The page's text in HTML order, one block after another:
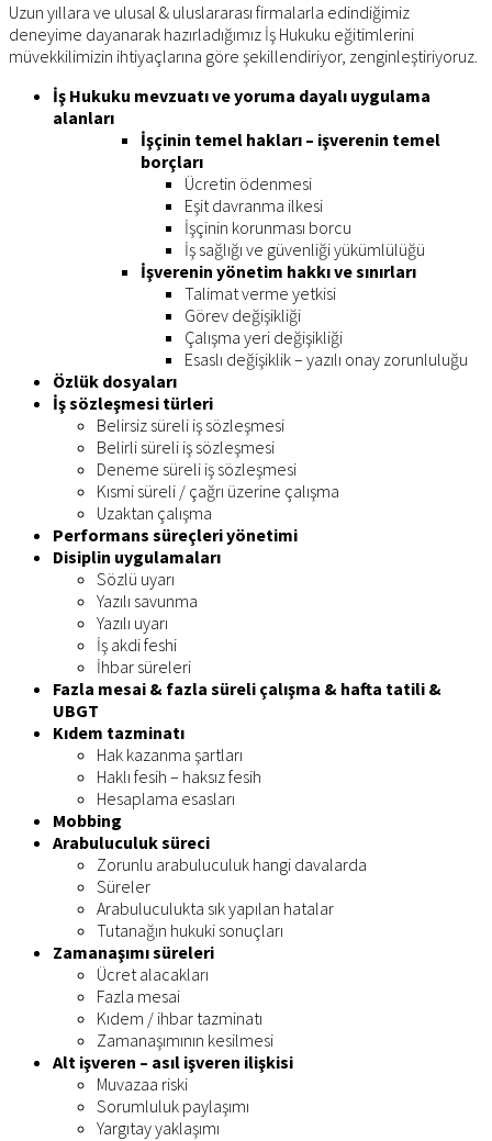
Uzun yıllara ve ulusal & uluslararası firmalarla edindiğimiz
deneyime dayanarak hazırladığımız İş Hukuku eğitimlerini
müvekkilimizin ihtiyaçlarına göre şekillendiriyor, zenginleştiriyoruz.
İş Hukuku mevzuatı ve yoruma dayalı uygulama
alanları
İşçinin temel hakları – işverenin temel
borçları
Ücretin ödenmesi
Eşit davranma ilkesi
İşçinin korunması borcu
İş sağlığı ve güvenliği yükümlülüğü
İşverenin yönetim hakkı ve sınırları
Talimat verme yetkisi
Görev değişikliği
Çalışma yeri değişikliği
Esaslı değişiklik – yazılı onay zorunluluğu
Özlük dosyaları
İş sözleşmesi türleri
Belirsiz süreli iş sözleşmesi
Belirli süreli iş sözleşmesi
Deneme süreli iş sözleşmesi
Kısmi süreli / çağrı üzerine çalışma
Uzaktan çalışma
Performans süreçleri yönetimi
Disiplin uygulamaları
Sözlü uyarı
Yazılı savunma
Yazılı uyarı
İş akdi feshi
İhbar süreleri
Fazla mesai & fazla süreli çalışma & hafta tatili &
UBGT
Kıdem tazminatı
Hak kazanma şartları
Haklı fesih – haksız fesih
Hesaplama esasları
Mobbing
Arabuluculuk süreci
Zorunlu arabuluculuk hangi davalarda
Süreler
Arabuluculukta sık yapılan hatalar
Tutanağın hukuki sonuçları
Zamanaşımı süreleri
Ücret alacakları
Fazla mesai
Kıdem / ihbar tazminatı
Zamanaşımının kesilmesi
Alt işveren – asıl işveren ilişkisi
Muvazaa riski
Sorumluluk paylaşımı
Yargıtay yaklaşımı